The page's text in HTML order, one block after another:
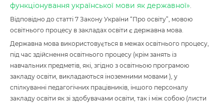
функціонування української мови як державної».
Відповідно до статті 7 Закону України “Про освіту”, мовою
освітнього процесу в закладах освіти є державна мова.
Державна мова використовується в межах освітнього процесу,
під час здійснення освітнього процесу (крім занять із
навчальних предметів, які, згідно з освітньою програмою
закладу освіти, викладаються іноземними мовами ), у
спілкуванні педагогічних працівників, іншого персоналу
закладу освіти як зі здобувачами освіти, так і між собою (листи